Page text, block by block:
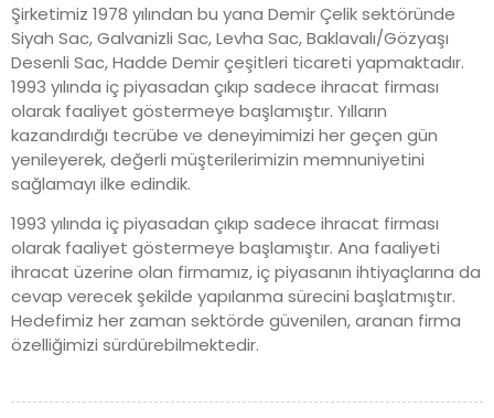
Şirketimiz 1978 yılından bu yana Demir Çelik sektöründe
Siyah Sac, Galvanizli Sac, Levha Sac, Baklavalı/Gözyaşı
Desenli Sac, Hadde Demir çeşitleri ticareti yapmaktadır.
1993 yılında iç piyasadan çıkıp sadece ihracat firması
olarak faaliyet göstermeye başlamıştır. Yılların
kazandırdığı tecrübe ve deneyimimizi her geçen gün
yenileyerek, değerli müşterilerimizin memnuniyetini
sağlamayı ilke edindik.
1993 yılında iç piyasadan çıkıp sadece ihracat firması
olarak faaliyet göstermeye başlamıştır. Ana faaliyeti
ihracat üzerine olan firmamız, iç piyasanın ihtiyaçlarına da
cevap verecek şekilde yapılanma sürecini başlatmıştır.
Hedefimiz her zaman sektörde güvenilen, aranan firma
özelliğimizi sürdürebilmektedir.